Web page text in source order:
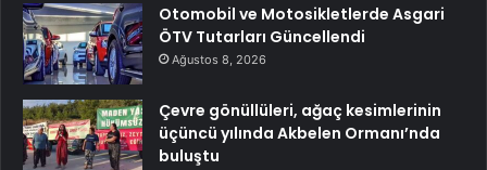
Otomobil ve Motosikletlerde Asgari
ÖTV Tutarları Güncellendi
Ağustos 8, 2026
Çevre gönüllüleri, ağaç kesimlerinin
üçüncü yılında Akbelen Ormanı’nda
buluştu